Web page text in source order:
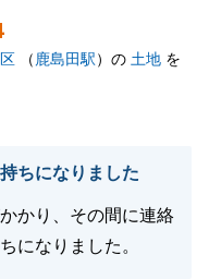
ありましたらお気軽
す。
す。
（ 鹿島田駅）の 土地 を
ちになりました
かり、その間に連絡
になりました。